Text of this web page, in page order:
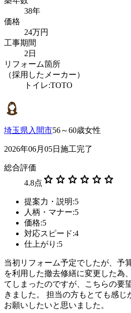
38年
価格
24万円
工事期間
2日
リフォーム箇所
（採用したメーカー）
トイレ:TOTO
埼玉県入間市56～60歳女性
2026年06月05日施工完了
総合評価
4.8点 star star star star star star
提案力・説明:5
人柄・マナー:5
価格:5
対応スピード:4
仕上がり:5
当初リフォーム予定でしたが、予
を利用した撤去修繕に変更した為
てしまったのですが、こちらの要
きました。 担当の方もとても感じ
お願いしたいと思いました。